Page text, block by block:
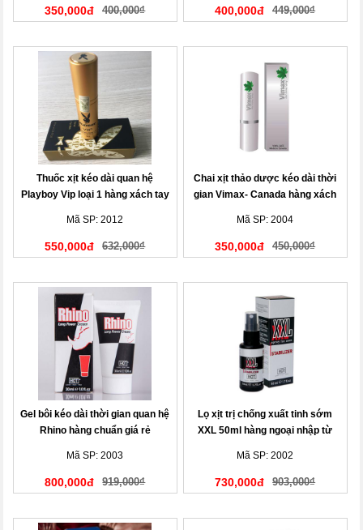
350,000đ 400,000₫ 400,000đ 449,000₫
Thuốc xịt kéo dài quan hệ
Playboy Vip loại 1 hàng xách tay
Mã SP: 2012
550,000đ 632,000₫
Chai xịt thảo dược kéo dài thời
gian Vimax- Canada hàng xách
Mã SP: 2004
350,000đ 450,000₫
Gel bôi kéo dài thời gian quan hệ
Rhino hàng chuẩn giá rẻ
Mã SP: 2003
800,000đ 919,000₫
Lọ xịt trị chống xuất tinh sớm
XXL 50ml hàng ngoại nhập từ
Mã SP: 2002
730,000đ 903,000₫